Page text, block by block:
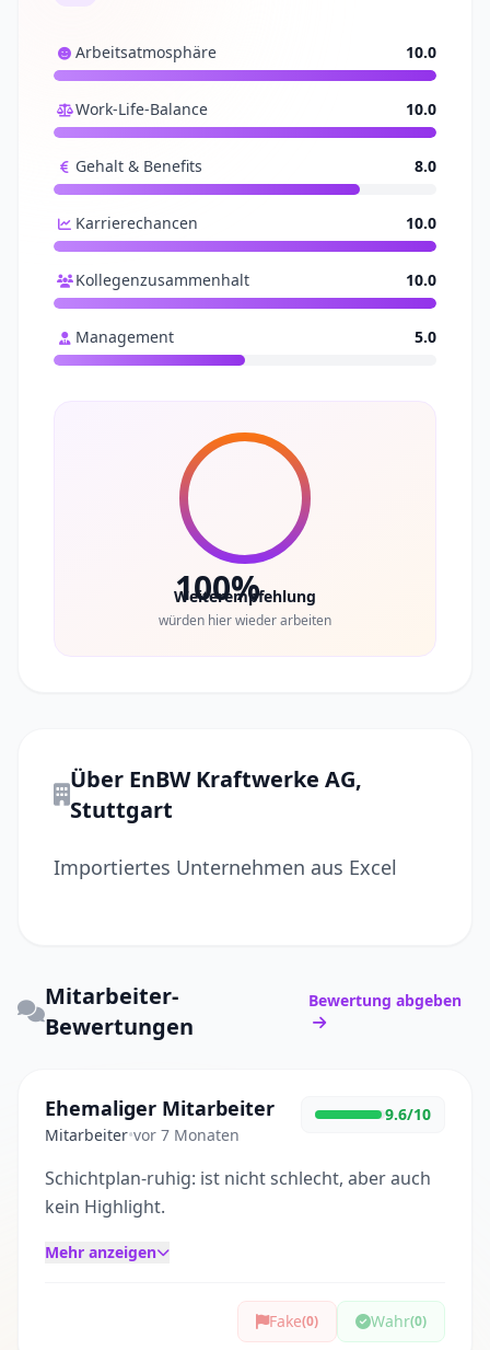
Arbeitsatmosphäre 10.0
Work-Life-Balance 10.0
Gehalt & Benefits 8.0
Karrierechancen 10.0
Kollegenzusammenhalt 10.0
Management 5.0
100%
Weiterempfehlung
würden hier wieder arbeiten
Über EnBW Kraftwerke AG,
Stuttgart
Importiertes Unternehmen aus Excel
Mitarbeiter-
Bewertungen
Bewertung abgeben
Ehemaliger Mitarbeiter
Mitarbeiter•vor 7 Monaten
9.6/10
Schichtplan-ruhig: ist nicht schlecht, aber auch
kein Highlight.
Mehr anzeigen
Fake(0) Wahr(0)